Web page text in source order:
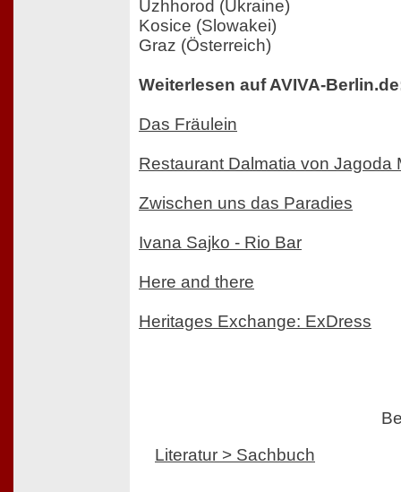
Uzhhorod (Ukraine)
Kosice (Slowakei)
Graz (Österreich)
Weiterlesen auf AVIVA-
Das Fräulein
Restaurant Dalmatia von Jagoda
Zwischen uns das Paradies
Ivana Sajko - Rio Bar
Here and there
Heritages Exchange: ExDress
Literatur > Sachbuch